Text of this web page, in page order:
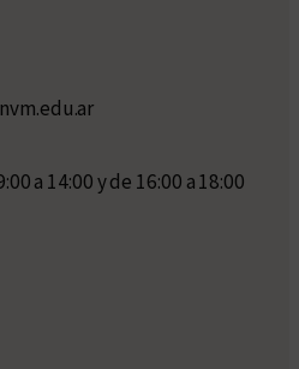
a 14:00 y de 16:00 a 18:00